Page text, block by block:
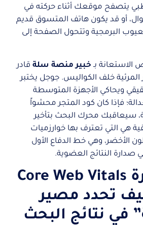
يتصفح موقعك أثناء حركته في
أو قد يكون هاتف المتسوق قديم
البرمجية وتتحول الصفحة إلى
الاستعانة بـ خبير منصة سلة قادر
المرئية خلف الكواليس. جوجل يختبر
ويحاكي الأجهزة المتوسطة
فإذا كان كود المتجر محشواً
سيعاقبك محرك البحث بتأخير
هي التي تعترف بها خوارزميات
الأخضر، وهي خط الدفاع الأول
النتائج العضوية.
ما هي شفرة Core Web Vitals
تحدد مصير
في نتائج البحث